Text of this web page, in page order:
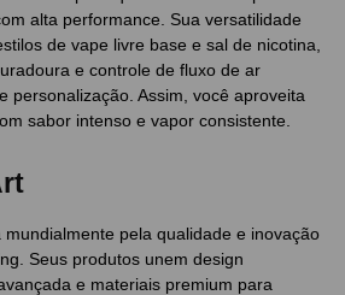
alta performance. Sua versatilidade
de vape livre base e sal de nicotina,
e controle de fluxo de ar
personalização. Assim, você aproveita
sabor intenso e vapor consistente.
mundialmente pela qualidade e inovação
Seus produtos unem design
e materiais premium para